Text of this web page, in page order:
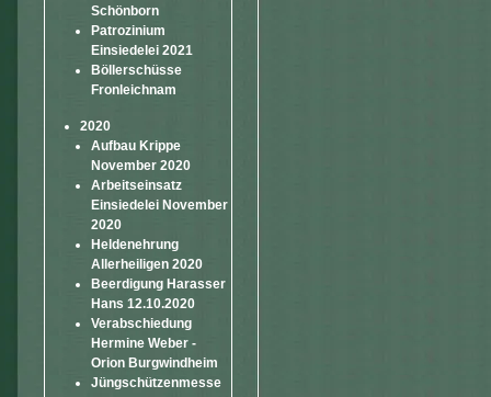
Schönborn
Patrozinium
Einsiedelei 2021
Böllerschüsse
Fronleichnam
2020
Aufbau Krippe
November 2020
Arbeitseinsatz
Einsiedelei November
2020
Heldenehrung
Allerheiligen 2020
Beerdigung Harasser
Hans 12.10.2020
Verabschiedung
Hermine Weber -
Orion Burgwindheim
Jüngschützenmesse